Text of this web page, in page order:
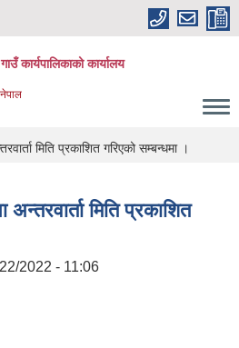
कार्यपालिकाको कार्यालय
मिति प्रकाशित गरिएको सम्बन्धमा ।
मिति प्रकाशित
2022 - 11:06